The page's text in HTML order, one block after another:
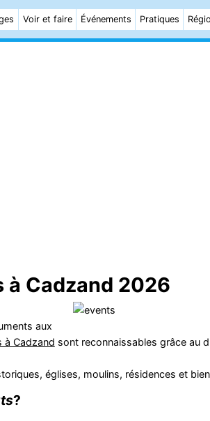
Voir et faire Événements Pratiques
à Cadzand 2026
aux
à Cadzand sont reconnaissables grâce au
églises, moulins, résidences et
?